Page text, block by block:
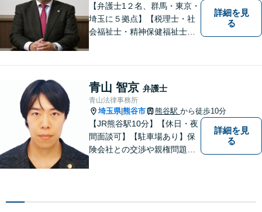
【弁護士1２名、群馬・東京・
埼玉に５拠点】【税理士・社
会福祉士・精神保健福祉士が
能】
詳細を見
る
青山 智京 弁護士
青山法律事務所
埼玉県|熊谷市 熊谷駅 から徒歩10分
【JR熊谷駅10分】【休日・夜
間面談可】【駐車場あり】保
険会社との交渉や親権問題、
が高い」と感じる方も、まず
詳細を見
る